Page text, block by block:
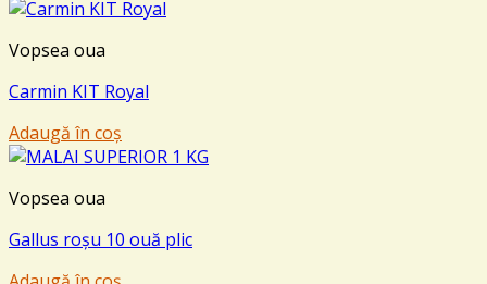
Vopsea oua
Carmin KIT Royal
Adaugă în coș
Vopsea oua
Gallus roșu 10 ouă plic